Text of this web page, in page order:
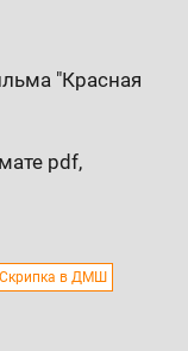
"Красная
pdf,
Скрипка в ДМШ